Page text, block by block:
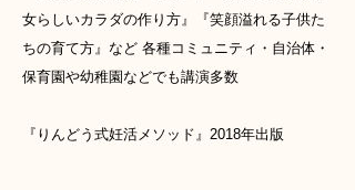
女らしいカラダの作り方』『笑顔溢れる子供た
ちの育て方』など 各種コミュニティ・自治体・
保育園や幼稚園などでも講演多数
『りんどう式妊活メソッド』2018年出版